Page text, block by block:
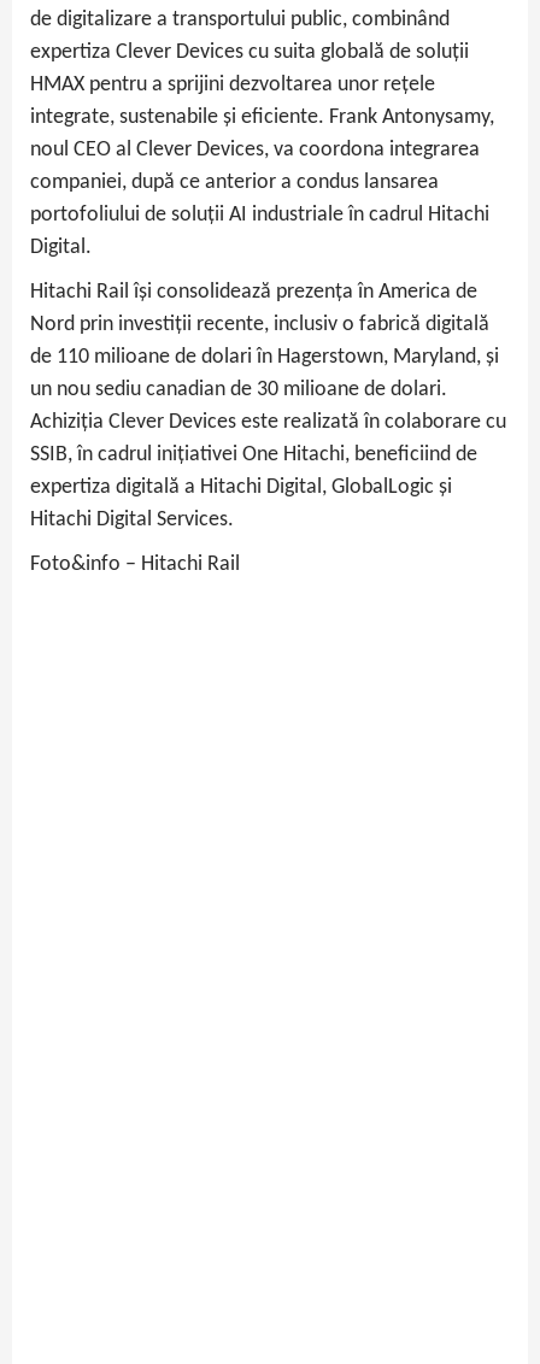
de digitalizare a transportului public, combinând
expertiza Clever Devices cu suita globală de soluții
HMAX pentru a sprijini dezvoltarea unor rețele
integrate, sustenabile și eficiente. Frank Antonysamy,
noul CEO al Clever Devices, va coordona integrarea
companiei, după ce anterior a condus lansarea
portofoliului de soluții AI industriale în cadrul Hitachi
Digital.
Hitachi Rail își consolidează prezența în America de
Nord prin investiții recente, inclusiv o fabrică digitală
de 110 milioane de dolari în Hagerstown, Maryland, și
un nou sediu canadian de 30 milioane de dolari.
Achiziția Clever Devices este realizată în colaborare cu
SSIB, în cadrul inițiativei One Hitachi, beneficiind de
expertiza digitală a Hitachi Digital, GlobalLogic și
Hitachi Digital Services.
Foto&info – Hitachi Rail